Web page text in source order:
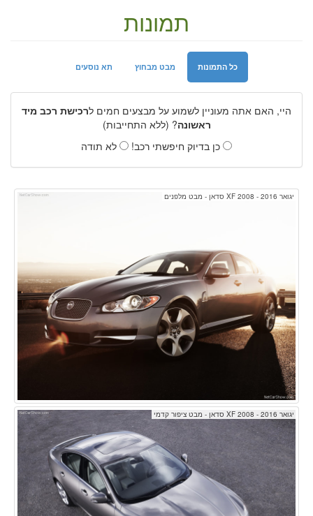
תמונות
תא נוסעים מבט מבחוץ כל התמונות
היי, האם אתה מעוניין לשמוע על מבצעים חמים לרכישת רכב מיד
ראשונה? (ללא התחייבות)
כן בדיוק חיפשתי רכב!
לא תודה
יגואר XF 2008 - 2016 סדאן - מבט מלפנים
יגואר XF 2008 - 2016 סדאן - מבט ציפור קדמי